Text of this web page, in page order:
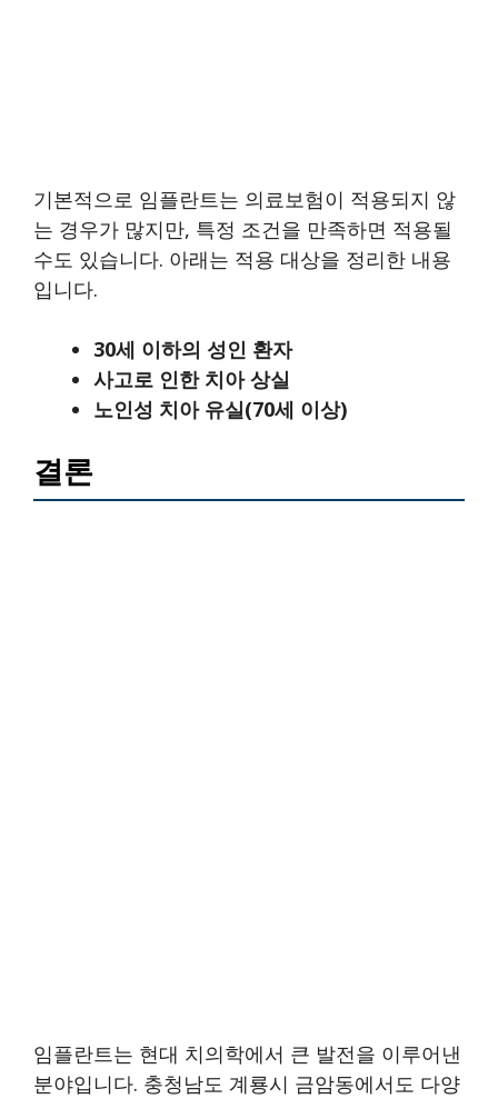
기본적으로 임플란트는 의료보험이 적용되지 않
는 경우가 많지만, 특정 조건을 만족하면 적용될
수도 있습니다. 아래는 적용 대상을 정리한 내용
입니다.
30세 이하의 성인 환자
사고로 인한 치아 상실
노인성 치아 유실(70세 이상)
결론
임플란트는 현대 치의학에서 큰 발전을 이루어낸
분야입니다. 충청남도 계룡시 금암동에서도 다양